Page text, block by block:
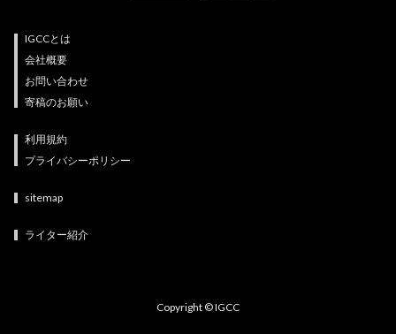
IGCCとは
会社概要
お問い合わせ
寄稿のお願い
利用規約
プライバシーポリシー
sitemap
ライター紹介
Copyright © IGCC